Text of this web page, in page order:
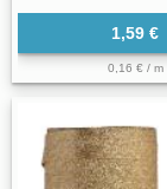
1,59 €
0,16 € / m